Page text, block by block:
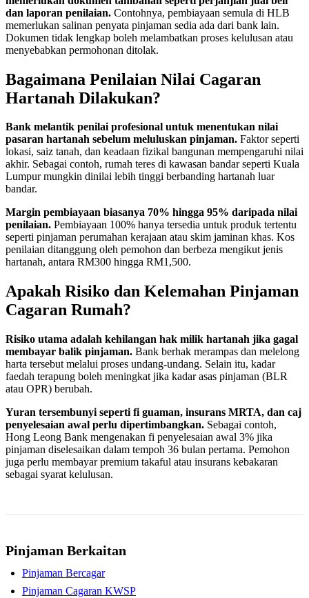
dan laporan penilaian. Contohnya, pembiayaan semula di HLB
memerlukan salinan penyata pinjaman sedia ada dari bank lain.
Dokumen tidak lengkap boleh melambatkan proses kelulusan atau
menyebabkan permohonan ditolak.
Bagaimana Penilaian Nilai Cagaran
Hartanah Dilakukan?
Bank melantik penilai profesional untuk menentukan nilai
pasaran hartanah sebelum meluluskan pinjaman. Faktor seperti
lokasi, saiz tanah, dan keadaan fizikal bangunan mempengaruhi nilai
akhir. Sebagai contoh, rumah teres di kawasan bandar seperti Kuala
Lumpur mungkin dinilai lebih tinggi berbanding hartanah luar
bandar.
Margin pembiayaan biasanya 70% hingga 95% daripada nilai
penilaian. Pembiayaan 100% hanya tersedia untuk produk tertentu
seperti pinjaman perumahan kerajaan atau skim jaminan khas. Kos
penilaian ditanggung oleh pemohon dan berbeza mengikut jenis
hartanah, antara RM300 hingga RM1,500.
Apakah Risiko dan Kelemahan Pinjaman
Cagaran Rumah?
Risiko utama adalah kehilangan hak milik hartanah jika gagal
membayar balik pinjaman. Bank berhak merampas dan melelong
harta tersebut melalui proses undang-undang. Selain itu, kadar
faedah terapung boleh meningkat jika kadar asas pinjaman (BLR
atau OPR) berubah.
Yuran tersembunyi seperti fi guaman, insurans MRTA, dan caj
penyelesaian awal perlu dipertimbangkan. Sebagai contoh,
Hong Leong Bank mengenakan fi penyelesaian awal 3% jika
pinjaman diselesaikan dalam tempoh 36 bulan pertama. Pemohon
juga perlu membayar premium takaful atau insurans kebakaran
sebagai syarat kelulusan.
Pinjaman Berkaitan
Pinjaman Bercagar
Pinjaman Cagaran KWSP